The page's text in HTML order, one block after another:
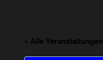
« Alle Veranstaltungen